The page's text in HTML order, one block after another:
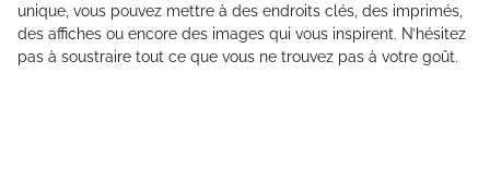
unique, vous pouvez mettre à des endroits clés, des imprimés,
des affiches ou encore des images qui vous inspirent. N’hésitez
pas à soustraire tout ce que vous ne trouvez pas à votre goût.